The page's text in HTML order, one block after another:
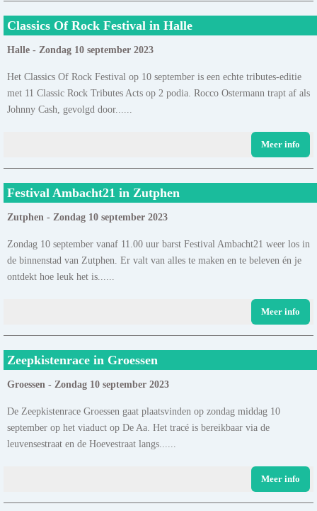
Classics Of Rock Festival in Halle
Halle - Zondag 10 september 2023
Het Classics Of Rock Festival op 10 september is een echte tributes-editie
met 11 Classic Rock Tributes Acts op 2 podia. Rocco Ostermann trapt af als
Johnny Cash, gevolgd door......
Meer info
Festival Ambacht21 in Zutphen
Zutphen - Zondag 10 september 2023
Zondag 10 september vanaf 11.00 uur barst Festival Ambacht21 weer los in
de binnenstad van Zutphen. Er valt van alles te maken en te beleven én je
ontdekt hoe leuk het is......
Meer info
Zeepkistenrace in Groessen
Groessen - Zondag 10 september 2023
De Zeepkistenrace Groessen gaat plaatsvinden op zondag middag 10
september op het viaduct op De Aa. Het tracé is bereikbaar via de
leuvensestraat en de Hoevestraat langs......
Meer info